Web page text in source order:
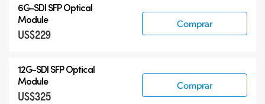
6G-SDI SFP Optical
Module
US$229
Comprar
12G-SDI SFP Optical
Module
US$325
Comprar